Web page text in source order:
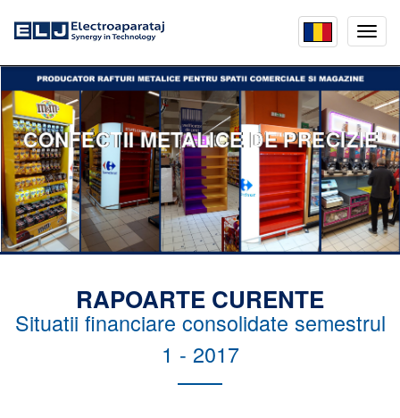
menu
CONFECTII METALICE DE PRECIZIE
RAPOARTE CURENTE
Situatii financiare consolidate semestrul
1 - 2017